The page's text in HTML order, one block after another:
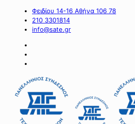
Φειδίου 14-16 Αθήνα 106 78
210 3301814
info@sate.gr